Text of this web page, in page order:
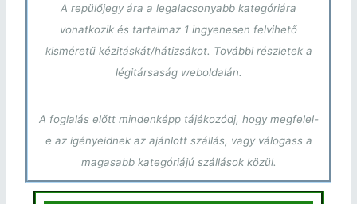
A repülőjegy ára a legalacsonyabb kategóriára
vonatkozik és tartalmaz 1 ingyenesen felvihető
kisméretű kézitáskát/hátizsákot. További részletek a
légitársaság weboldalán.
A foglalás előtt mindenképp tájékozódj, hogy megfelel-
e az igényeidnek az ajánlott szállás, vagy válogass a
magasabb kategóriájú szállások közül.